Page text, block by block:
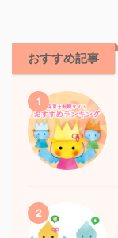
おすすめ記事
1
2